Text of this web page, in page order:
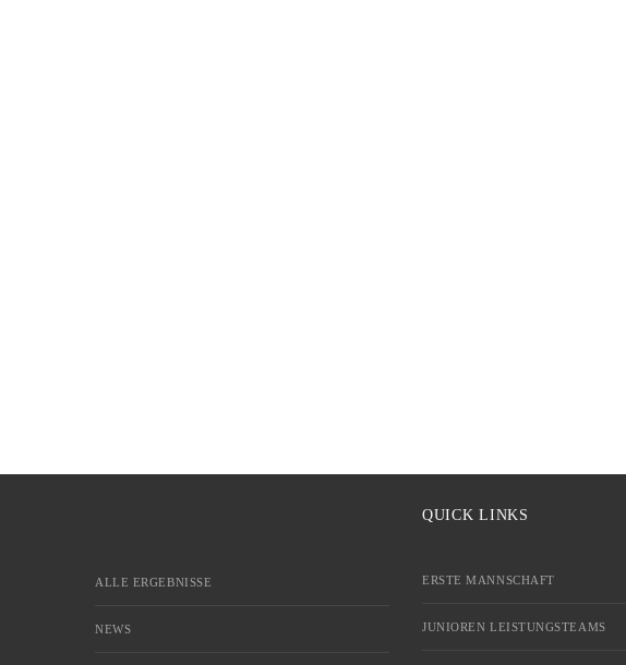
ALLE ERGEBNISSE
NEWS
QUICK LINKS
ERSTE MANNSCHAFT
JUNIOREN LEISTUNGSTEAMS